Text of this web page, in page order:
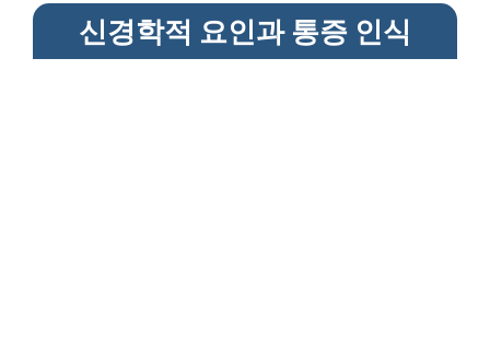
신경학적 요인과 통증 인식